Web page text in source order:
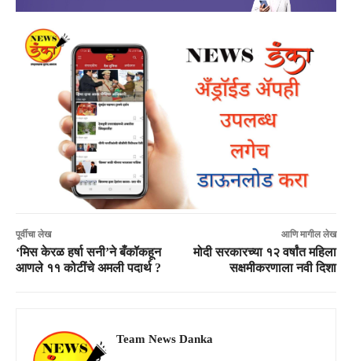
पूर्वीचा लेख
‘मिस केरळ हर्षा सनी’ने बँकॉकहून
आणले ११ कोटींचे अमली पदार्थ ?
आणि मागील लेख
मोदी सरकारच्या १२ वर्षांत महिला
सक्षमीकरणाला नवी दिशा
Team News Danka